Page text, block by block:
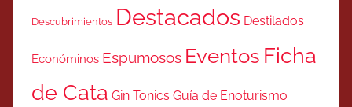
Descubrimientos Destacados Destilados
Económinos Espumosos Eventos Ficha
de Cata Gin Tonics Guía de Enoturismo